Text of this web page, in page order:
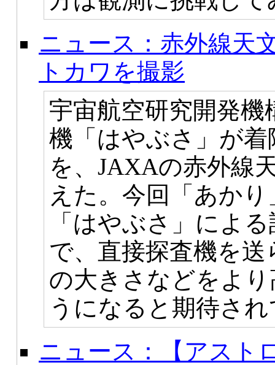
ニュース：赤外線天
トカワを撮影
宇宙航空研究開発
機「はやぶさ」が
を、JAXAの赤外線
えた。今回「あか
「はやぶさ」によ
で、直接探査機を
の大きさなどをよ
うになると期待さ
ニュース：【アスト